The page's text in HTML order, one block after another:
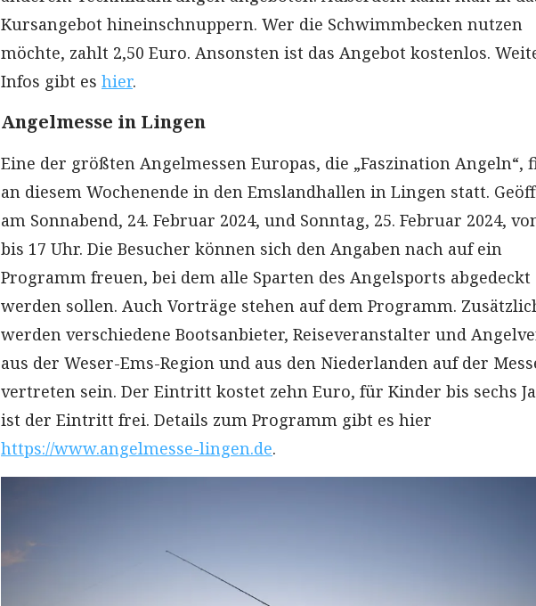
Kursangebot hineinschnuppern. Wer die Schwimmbecken nutzen
möchte, zahlt 2,50 Euro. Ansonsten ist das Angebot kostenlos.
Infos gibt es hier.
Angelmesse in Lingen
Eine der größten Angelmessen Europas, die „Faszination Angeln“,
an diesem Wochenende in den Emslandhallen in Lingen statt.
am Sonnabend, 24. Februar 2024, und Sonntag, 25. Februar 2024,
bis 17 Uhr. Die Besucher können sich den Angaben nach auf ein
Programm freuen, bei dem alle Sparten des Angelsports abgedeckt
werden sollen. Auch Vorträge stehen auf dem Programm.
werden verschiedene Bootsanbieter, Reiseveranstalter und
aus der Weser-Ems-Region und aus den Niederlanden auf der
vertreten sein. Der Eintritt kostet zehn Euro, für Kinder bis sechs
ist der Eintritt frei. Details zum Programm gibt es hier
https://www.angelmesse-lingen.de.